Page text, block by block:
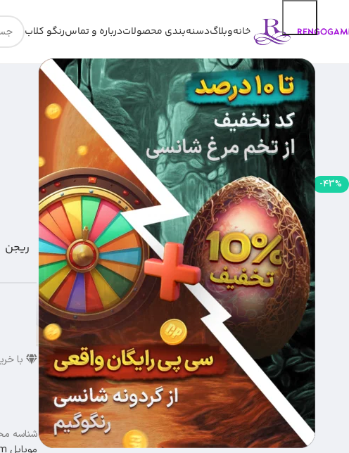
خانهوبلاگدسنه‌بندی محصولاتدرباره و تماسرنگو کلاب
پک پرایس کالاف دیوتی موبایل
-43%
ریجن
با
شناسه
موبایل